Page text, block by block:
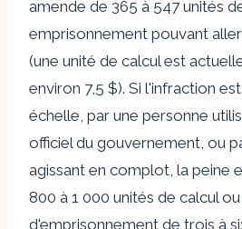
amende de 365 à 547 unités
emprisonnement pouvant
(une unité de calcul est
environ 7,5 $). Si l'infraction
échelle, par une personne
officiel du gouvernement, ou
agissant en complot, la peine
800 à 1 000 unités de calcul
d'emprisonnement de trois à